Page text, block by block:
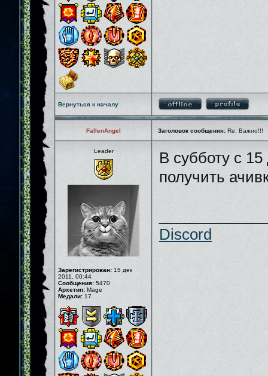
Вернуться к началу
FallenAngel Заголовок сообщения: Re: Важно!!!
Leader
Зарегистрирован: 15 дек
2011, 00:44
Сообщения: 5470
Архетип: Mage
Медали: 17
В субботу с
получить
Discord